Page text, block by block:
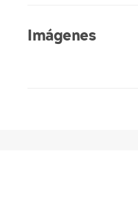
Imágenes